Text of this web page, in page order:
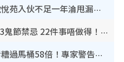
「居屋王」啟德啟悅苑入伙不足一年淪甩漏之王！插頭噴火花致大停電 多戶業主全屋家電報銷
鬼門開2026｜8.13鬼節禁忌 22件事唔做得！燒肉、刺身要少食？半夜勿吹口哨/打呢個電話
行李清潔｜車轆污糟過馬桶58倍！專家警告忌用酒精抹 教1招免污手除菌